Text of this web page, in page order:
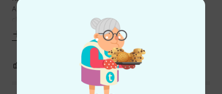
Alle Becken sprechen sehr gut an und haben einen hellen,
cleanen Attack selbst bei sachter
BEWERTUNG MELDEN